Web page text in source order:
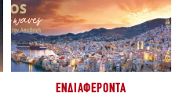
ΕΝΔΙΑΦΈΡΟΝΤΑ